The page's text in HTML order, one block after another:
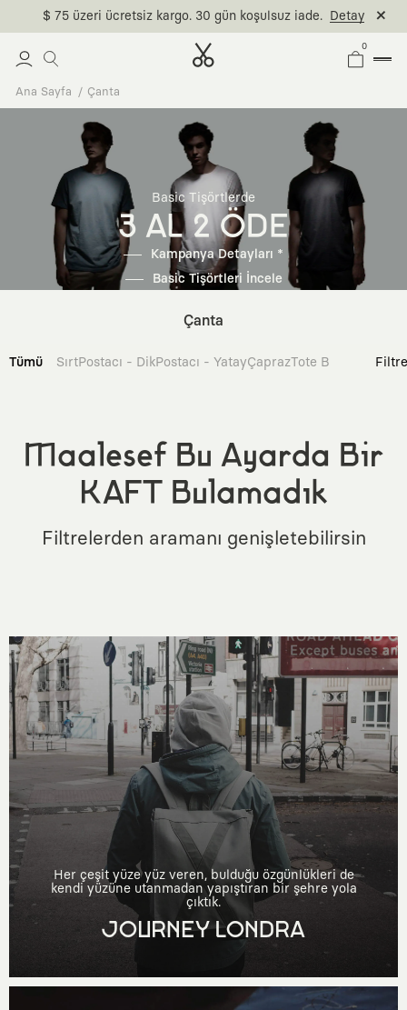
$ 75 üzeri ücretsiz kargo. 30 gün koşulsuz iade. Detay
0
Ana Sayfa Çanta
Basic Tişörtlerde
3 AL 2 ÖDE
Kampanya Detayları *
Basic Tişörtleri İncele
Çanta
Tümü SırtPostacı - DikPostacı - YatayÇaprazTote Bag Filtre
Maalesef Bu Ayarda Bir
KAFT Bulamadık
Filtrelerden aramanı genişletebilirsin
Her çeşit yüze yüz veren, bulduğu özgünlükleri de
kendi yüzüne utanmadan yapıştıran bir şehre yola
çıktık.
JOURNEY LONDRA